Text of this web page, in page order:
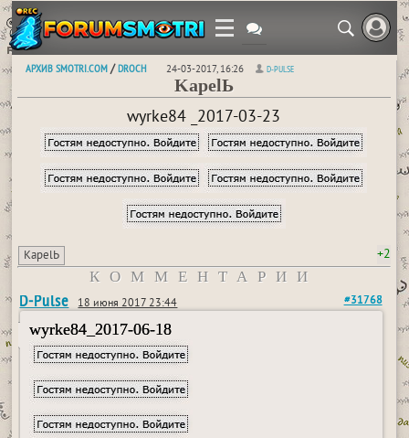
АРХИВ SMOTRI.COM /DROCH 24-03-2017, 16:26 D-PULSE
KapelЬ
wyrke84 _2017-03-23
KapelЬ +2
КОММЕНТАРИИ
D-Pulse 18 июня 2017 23:44 #31768
wyrke84_2017-06-18